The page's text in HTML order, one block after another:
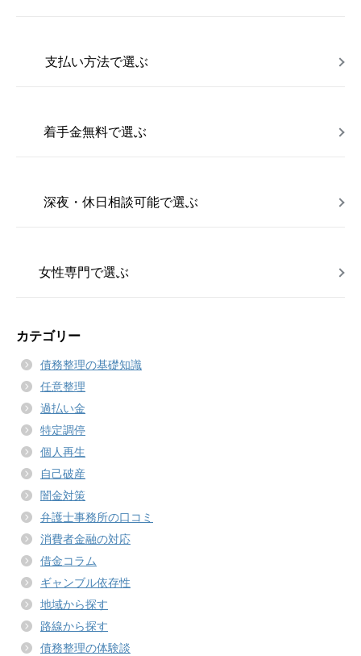
支払い方法で選ぶ
着手金無料で選ぶ
深夜・休日相談可能で選ぶ
女性専門で選ぶ
カテゴリー
債務整理の基礎知識
任意整理
過払い金
特定調停
個人再生
自己破産
闇金対策
弁護士事務所の口コミ
消費者金融の対応
借金コラム
ギャンブル依存性
地域から探す
路線から探す
債務整理の体験談